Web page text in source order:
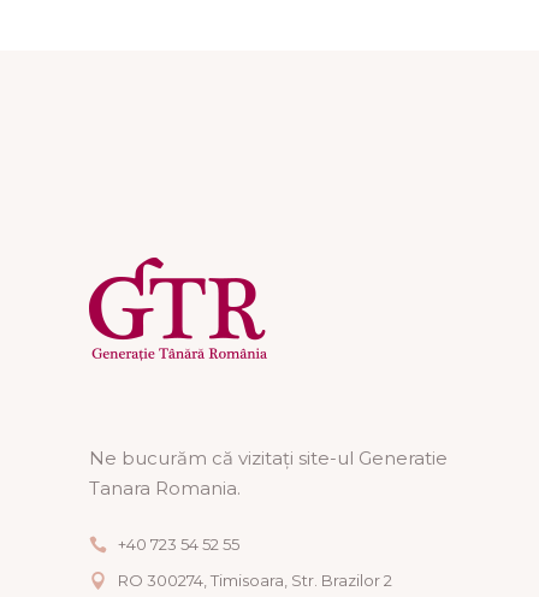
Ne bucurăm că vizitați site-ul Generatie
Tanara Romania.
+40 723 54 52 55
RO 300274, Timisoara, Str. Brazilor 2